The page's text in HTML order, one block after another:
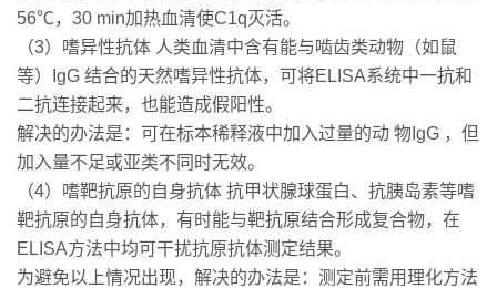
56℃，30 min加热血清使C1q灭活。
（3）嗜异性抗体 人类血清中含有能与啮齿类动物（如鼠
等）IgG 结合的天然嗜异性抗体，可将ELISA系统中一抗和
二抗连接起来，也能造成假阳性。
解决的办法是：可在标本稀释液中加入过量的动 物IgG ，但
加入量不足或亚类不同时无效。
（4）嗜靶抗原的自身抗体 抗甲状腺球蛋白、抗胰岛素等嗜
靶抗原的自身抗体，有时能与靶抗原结合形成复合物，在
ELISA方法中均可干扰抗原抗体测定结果。
为避免以上情况出现，解决的办法是：测定前需用理化方法